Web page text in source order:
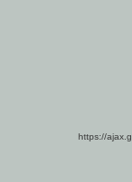
https://